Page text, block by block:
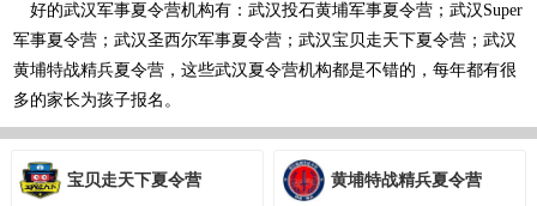
好的武汉军事夏令营机构有：武汉投石黄埔军事夏令营；武汉Super
军事夏令营；武汉圣西尔军事夏令营；武汉宝贝走天下夏令营；武汉
黄埔特战精兵夏令营，这些武汉夏令营机构都是不错的，每年都有很
多的家长为孩子报名。
宝贝走天下夏令营 黄埔特战精兵夏令营